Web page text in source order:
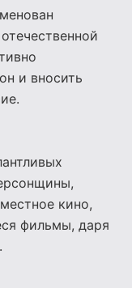
и вносить
кино,
фильмы, даря